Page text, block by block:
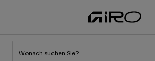
Wonach suchen Sie?